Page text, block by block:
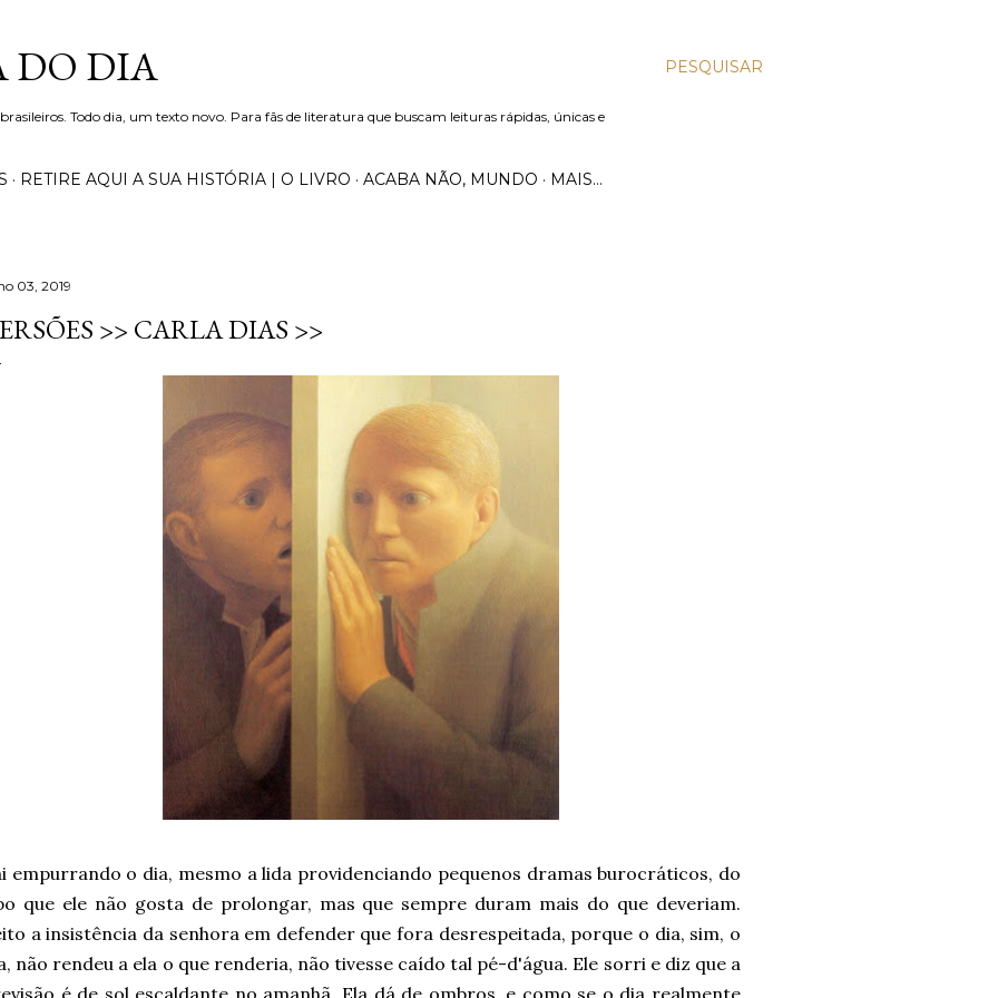
PESQUISAR
DO DIA
Todo dia, um texto novo. Para fãs de literatura que buscam leituras rápidas, únicas e
RETIRE AQUI A SUA HISTÓRIA | O LIVRO ACABA NÃO, MUNDO MAIS…
03, 2019
>> CARLA DIAS >>
empurrando o dia, mesmo a lida providenciando pequenos dramas burocráticos, do
que ele não gosta de prolongar, mas que sempre duram mais do que deveriam.
a insistência da senhora em defender que fora desrespeitada, porque o dia, sim, o
não rendeu a ela o que renderia, não tivesse caído tal pé-d'água. Ele sorri e diz que a
é de sol escaldante no amanhã. Ela dá de ombros, e como se o dia realmente